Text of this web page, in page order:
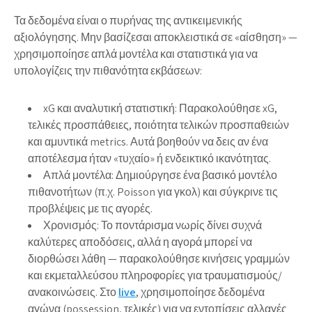
Τα δεδομένα είναι ο πυρήνας της αντικειμενικής
αξιολόγησης. Μην βασίζεσαι αποκλειστικά σε «αίσθηση» —
χρησιμοποίησε απλά μοντέλα και στατιστικά για να
υπολογίζεις την πιθανότητα εκβάσεων:
xG και αναλυτική στατιστική: Παρακολούθησε xG,
τελικές προσπάθειες, ποιότητα τελικών προσπαθειών
και αμυντικά metrics. Αυτά βοηθούν να δεις αν ένα
αποτέλεσμα ήταν «τυχαίο» ή ενδεικτικό ικανότητας.
Απλά μοντέλα: Δημιούργησε ένα βασικό μοντέλο
πιθανοτήτων (π.χ. Poisson για γκολ) και σύγκρινε τις
προβλέψεις με τις αγορές.
Χρονισμός: Το ποντάρισμα νωρίς δίνει συχνά
καλύτερες αποδόσεις, αλλά η αγορά μπορεί να
διορθώσει λάθη — παρακολούθησε κινήσεις γραμμών
και εκμεταλλεύσου πληροφορίες για τραυματισμούς/
ανακοινώσεις. Στοlive, χρησιμοποίησε δεδομένα
αγώνα (possession, τελικές) για να εντοπίσεις αλλαγές